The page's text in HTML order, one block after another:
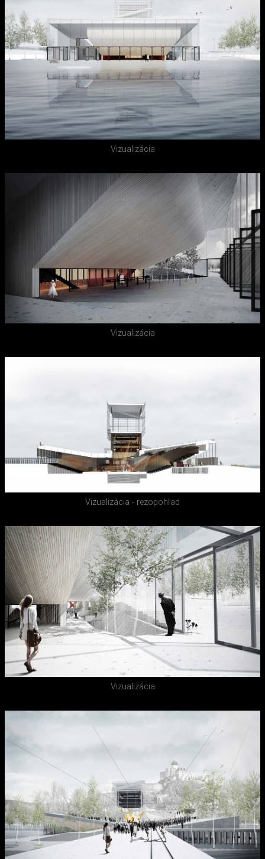
Vizualizácia
Vizualizácia
Vizualizácia - rezopohľad
Vizualizácia